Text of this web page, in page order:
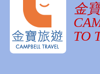
金
TO